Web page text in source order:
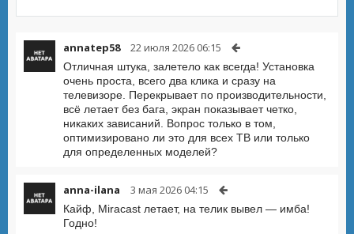
annatep58 22 июля 2026 06:15
Отличная штука, залетело как всегда! Установка
очень проста, всего два клика и сразу на
телевизоре. Перекрывает по производительности,
всё летает без бага, экран показывает четко,
никаких зависаний. Вопрос только в том,
оптимизировано ли это для всех ТВ или только
для определенных моделей?
anna-ilana 3 мая 2026 04:15
Кайф, Miracast летает, на телик вывел — имба!
Годно!